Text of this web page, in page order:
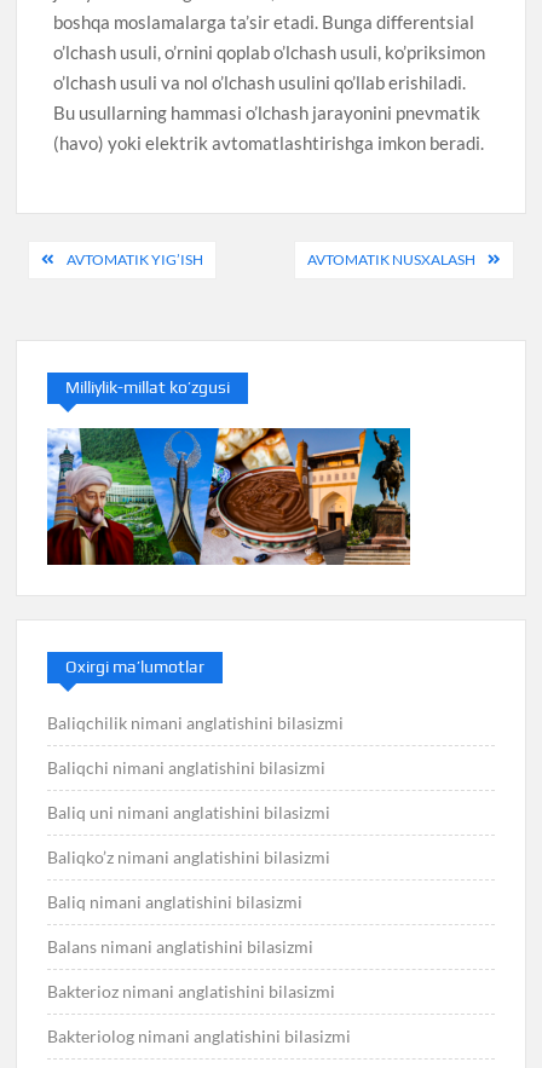
boshqa moslamalarga ta’sir etadi. Bunga differentsial
o’lchash usuli, o’rnini qoplab o’lchash usuli, ko’priksimon
o’lchash usuli va nol o’lchash usulini qo’llab erishiladi.
Bu usullarning hammasi o’lchash jarayonini pnevmatik
(havo) yoki elektrik avtomatlashtirishga imkon beradi.
PostAVTOMATIK YIG’ISH AVTOMATIK NUSXALASH
Milliylik-millat ko’zgusi
Oxirgi ma’lumotlar
Baliqchilik nimani anglatishini bilasizmi
Baliqchi nimani anglatishini bilasizmi
Baliq uni nimani anglatishini bilasizmi
Baliqko’z nimani anglatishini bilasizmi
Baliq nimani anglatishini bilasizmi
Balans nimani anglatishini bilasizmi
Bakterioz nimani anglatishini bilasizmi
Bakteriolog nimani anglatishini bilasizmi